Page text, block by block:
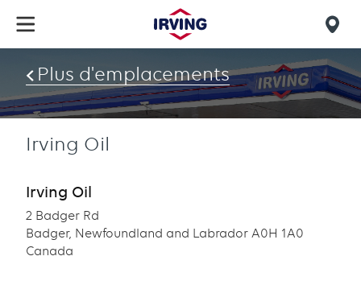
main
content
find
us
Plus d'emplacements
Irving Oil
Irving Oil
2 Badger Rd
Badger, Newfoundland and Labrador A0H 1A0
Canada